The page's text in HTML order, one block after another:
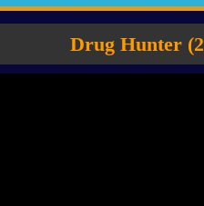
Drug Hunter